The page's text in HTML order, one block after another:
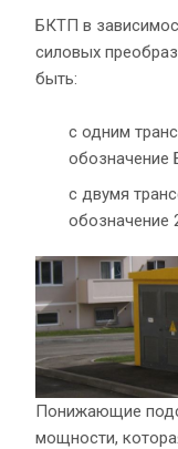
БКТП в
силовых
быть:
с одним
обозначение
с двумя
обозначение
Понижающие
мощности,